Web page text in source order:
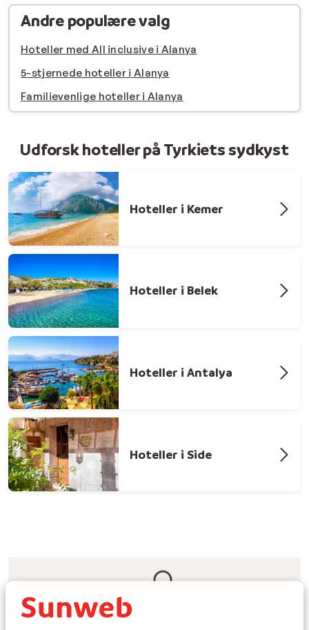
Andre populære valg
Hoteller med All inclusive i Alanya
5-stjernede hoteller i Alanya
Familievenlige hoteller i Alanya
Udforsk hoteller på Tyrkiets sydkyst
Hoteller i Kemer
Hoteller i Belek
Hoteller i Antalya
Hoteller i Side
Find det hotel i Alanya der passer til